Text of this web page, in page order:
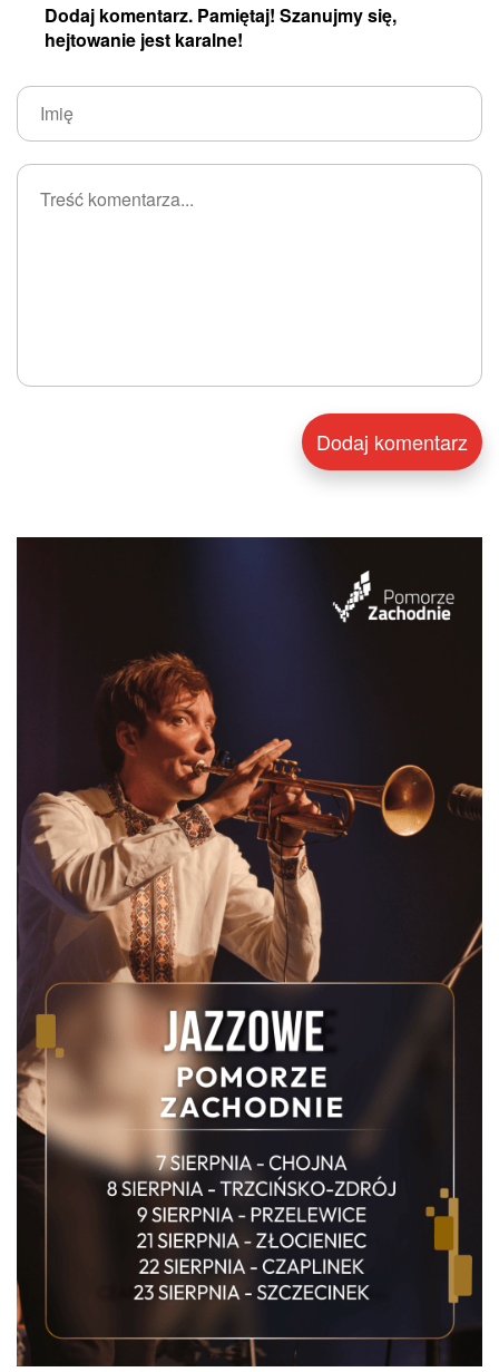
Dodaj komentarz. Pamiętaj! Szanujmy się,
hejtowanie jest karalne!